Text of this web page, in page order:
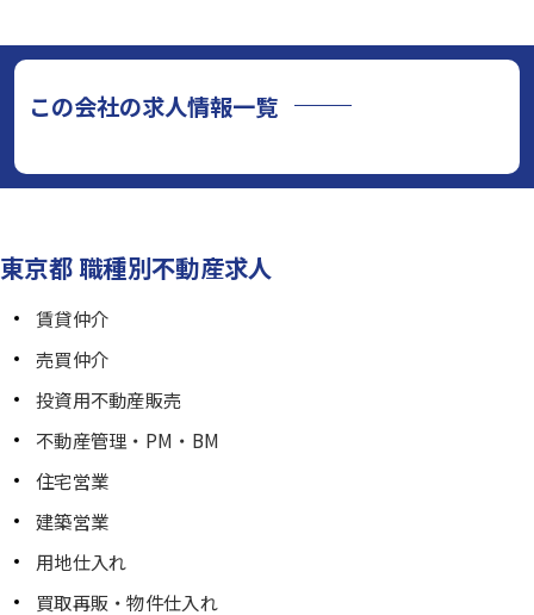
この会社の求人情報一覧
東京都 職種別不動産求人
賃貸仲介
売買仲介
投資用不動産販売
不動産管理・PM・BM
住宅営業
建築営業
用地仕入れ
買取再販・物件仕入れ